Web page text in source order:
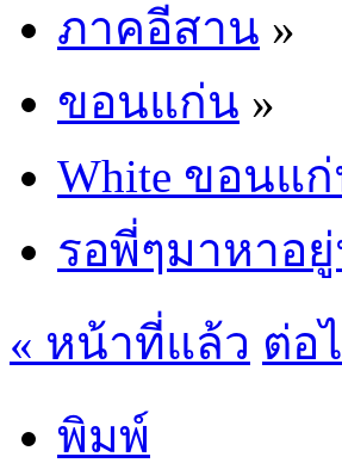
ภาคอีสาน »
ขอนแก่น »
White ขอนแ
รอพี่ๆมาหาอ
« หน้าที่แล้ว ต่อ
พิมพ์